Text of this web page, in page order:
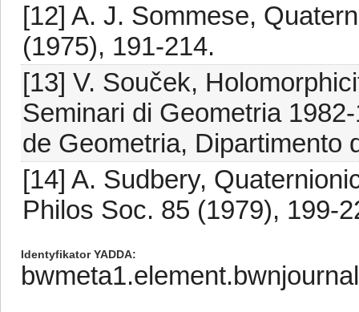
[12] A. J. Sommese,
(1975), 191-214.
[13] V. Souček,
Seminari di Geometria
de Geometria, Dipartimento
[14] A. Sudbery,
Philos Soc. 85 (1979), 199-
Identyfikator YADDA